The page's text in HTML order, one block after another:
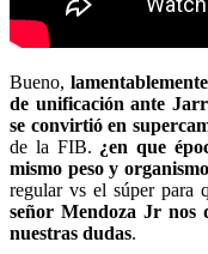
Bueno,
de unificación ante
se convirtió en
de la FIB. ¿en que
mismo peso y
regular vs el súper para
señor Mendoza Jr nos
nuestras dudas.